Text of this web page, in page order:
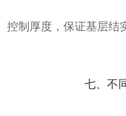
控制厚度，保证基层结
七、不